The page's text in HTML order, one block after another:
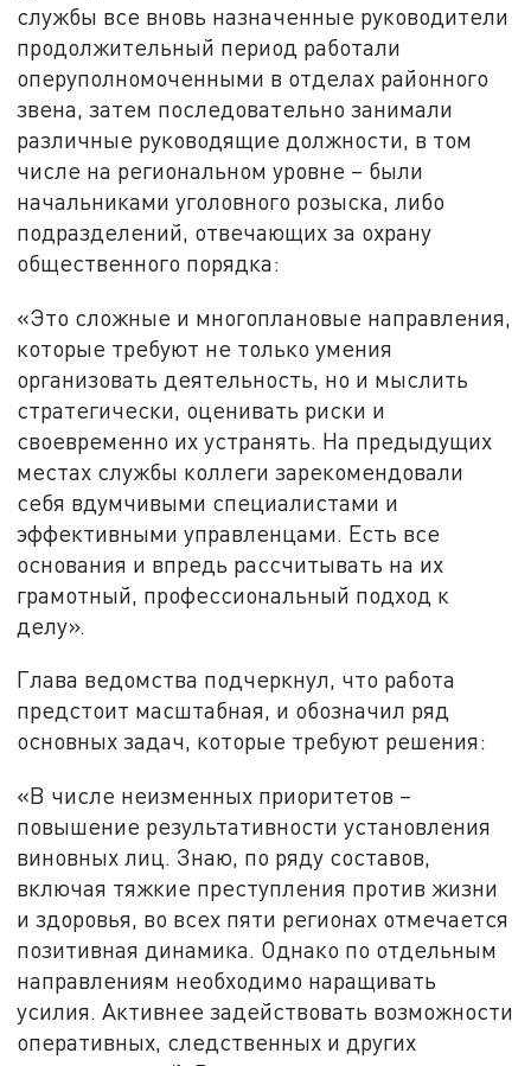
службы все вновь назначенные руководители
продолжительный период работали
оперуполномоченными в отделах районного
звена, затем последовательно занимали
различные руководящие должности, в том
числе на региональном уровне – были
начальниками уголовного розыска, либо
подразделений, отвечающих за охрану
общественного порядка:
«Это сложные и многоплановые направления,
которые требуют не только умения
организовать деятельность, но и мыслить
стратегически, оценивать риски и
своевременно их устранять. На предыдущих
местах службы коллеги зарекомендовали
себя вдумчивыми специалистами и
эффективными управленцами. Есть все
основания и впредь рассчитывать на их
грамотный, профессиональный подход к
делу».
Глава ведомства подчеркнул, что работа
предстоит масштабная, и обозначил ряд
основных задач, которые требуют решения:
«В числе неизменных приоритетов –
повышение результативности установления
виновных лиц. Знаю, по ряду составов,
включая тяжкие преступления против жизни
и здоровья, во всех пяти регионах отмечается
позитивная динамика. Однако по отдельным
направлениям необходимо наращивать
усилия. Активнее задействовать возможности
оперативных, следственных и других